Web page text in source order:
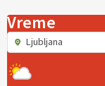
[EKOloško = LOGIČNO
#IMCAP #CAP
Vreme
Ljubljana